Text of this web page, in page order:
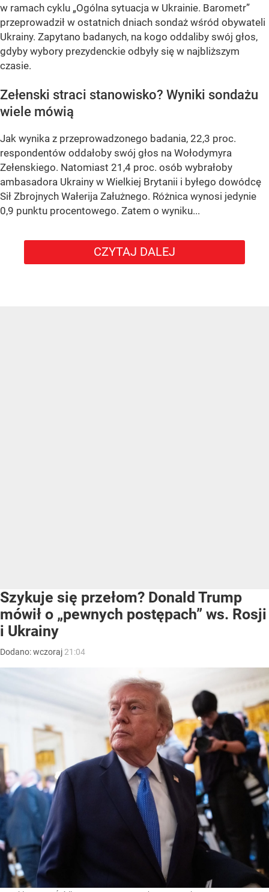
w ramach cyklu „Ogólna sytuacja w Ukrainie. Barometr”
przeprowadził w ostatnich dniach sondaż wśród obywateli
Ukrainy. Zapytano badanych, na kogo oddaliby swój głos,
gdyby wybory prezydenckie odbyły się w najbliższym
czasie.
Zełenski straci stanowisko? Wyniki sondażu
wiele mówią
Jak wynika z przeprowadzonego badania, 22,3 proc.
respondentów oddałoby swój głos na Wołodymyra
Zełenskiego. Natomiast 21,4 proc. osób wybrałoby
ambasadora Ukrainy w Wielkiej Brytanii i byłego dowódcę
Sił Zbrojnych Wałerija Załużnego. Różnica wynosi jedynie
0,9 punktu procentowego. Zatem o wyniku...
CZYTAJ DALEJ
Szykuje się przełom? Donald Trump
mówił o „pewnych postępach” ws. Rosji
i Ukrainy
Dodano:wczoraj 21:04